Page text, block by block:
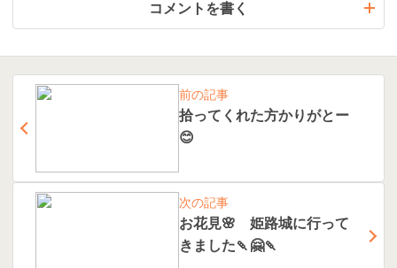
コメントを書く
前の記事
拾ってくれた方かりがとー
😊
次の記事
お花見🌸 姫路城に行って
きました🍡🤗🍡